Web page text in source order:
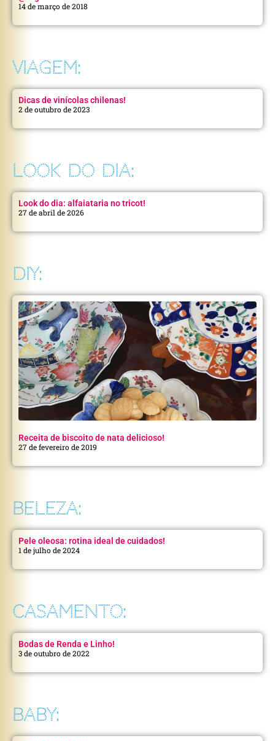
14 de março de 2018
VIAGEM:
Dicas de vinícolas chilenas!
2 de outubro de 2023
LOOK DO DIA:
Look do dia: alfaiataria no tricot!
27 de abril de 2026
DIY:
Receita de biscoito de nata delicioso!
27 de fevereiro de 2019
BELEZA:
Pele oleosa: rotina ideal de cuidados!
1 de julho de 2024
CASAMENTO:
Bodas de Renda e Linho!
3 de outubro de 2022
BABY: